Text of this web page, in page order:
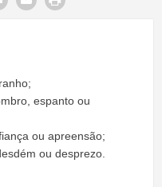
espanto ou
ou apreensão;
ou desprezo.